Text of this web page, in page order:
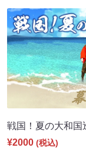
戦国！夏の大和
¥2000 (税込)